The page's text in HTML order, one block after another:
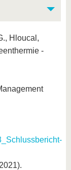
Hloucal,
-